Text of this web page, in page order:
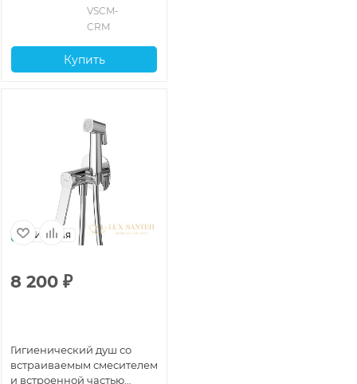
VSCM-
CRM
Купить
Италия
8 200 ₽
Гигиенический душ со
встраиваемым смесителем
и встроенной частью